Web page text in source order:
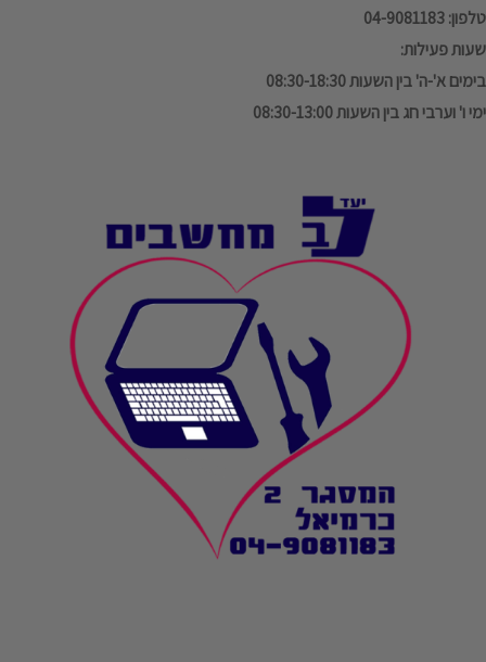
טלפון: 04-9081183
שעות פעילות:
בימים א'-ה' בין השעות 08:30-18:30
ימי ו' וערבי חג בין השעות 08:30-13:00